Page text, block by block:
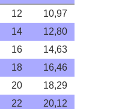
12
10,97
14
12,80
16
14,63
18
16,46
20
18,29
22
20,12